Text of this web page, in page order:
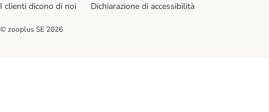
I clienti dicono di noi
Dichiarazione di accessibilità
© zooplus SE 2026